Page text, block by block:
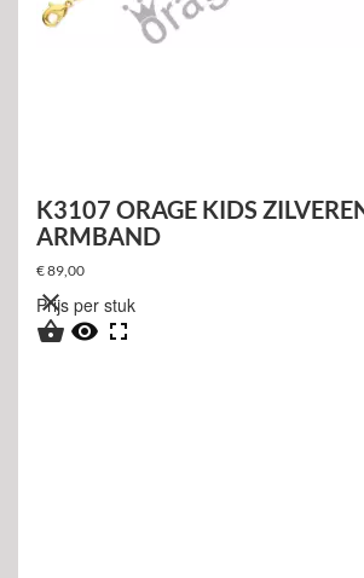
K3107 ORAGE KIDS
ARMBAND
€ 89,00
Prijs per stuk
  
